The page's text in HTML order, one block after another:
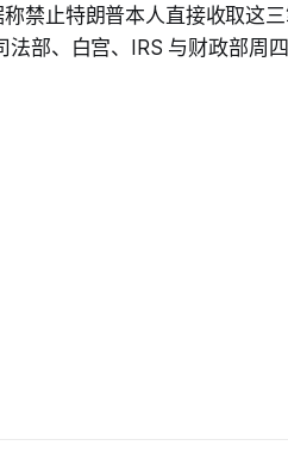
禁止特朗普本人直接收取这
法部、白宫、IRS 与财政部周